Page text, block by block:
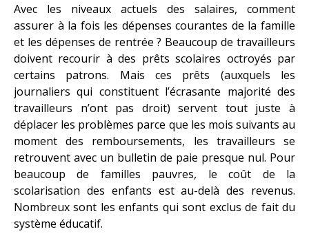
Avec les niveaux actuels des salaires, comment
assurer à la fois les dépenses courantes de la famille
et les dépenses de rentrée ? Beaucoup de travailleurs
doivent recourir à des prêts scolaires octroyés par
certains patrons. Mais ces prêts (auxquels les
journaliers qui constituent l’écrasante majorité des
travailleurs n’ont pas droit) servent tout juste à
déplacer les problèmes parce que les mois suivants au
moment des remboursements, les travailleurs se
retrouvent avec un bulletin de paie presque nul. Pour
beaucoup de familles pauvres, le coût de la
scolarisation des enfants est au-delà des revenus.
Nombreux sont les enfants qui sont exclus de fait du
système éducatif.